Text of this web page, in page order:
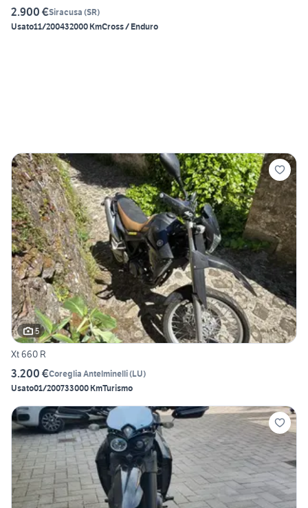
2.900 €Siracusa (SR)
Usato11/200432000 KmCross / Enduro
5
Xt 660 R
3.200 €Coreglia Antelminelli(LU)
Usato01/200733000 KmTurismo